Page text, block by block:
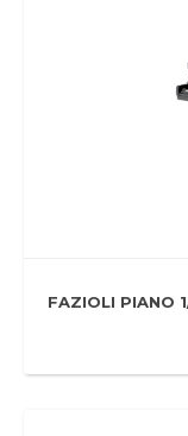
FAZIOLI PIANO